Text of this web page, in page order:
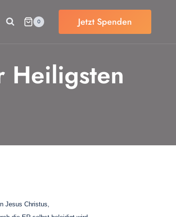
0 Jetzt Spenden
Heiligsten
Jesus Christus,